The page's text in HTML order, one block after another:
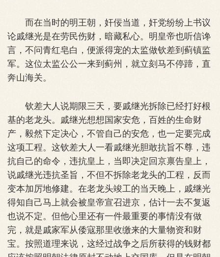
而在当时的明王朝，奸佞当道，奸党纷纷上书议
论戚继光是在劳民伤财，暗藏私心。明皇帝也听信谗
言，不问青红皂白，便派得宠的太监做钦差到蓟镇监
军。这位太监公公一来到蓟州，就立刻马不停蹄，直
奔山海关。
钦差大人说期限三天，要戚继光拆除已经打好根
基的老龙头。戚继光想想国家安危，百姓的生命财
产，毅然下定决心，不管自己的安危，也一定要完成
这项工程。这钦差大人一看戚继光胆敢抗旨不尊，违
抗自己的命令，违抗皇上，当即决定回京禀告皇上，
说戚继光违抗圣旨，不但不拆除老龙头的工程，反而
变本加厉地修建。在老龙头竣工的当天晚上，戚继光
得知自己马上就会被皇帝宣召进京，估计一去不复返
也说不定。但他心里还有一件最重要的事情没有做
完，就是戚家军从倭寇那里收缴来的大量物资和财
宝。按照道理来说，这经过战争之后所获得的钱财都